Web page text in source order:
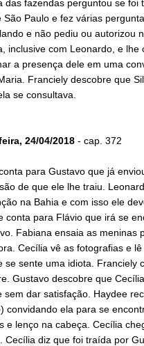
das fazendas perguntou se foi
São Paulo e fez várias
e não pediu ou autorizou
inclusive com Leonardo, e
a presença dele em uma
Franciely descobre que
se consultava.
24/04/2018- cap. 372
para Gustavo que já
de que ele lhe traiu.
na Bahia e com isso ele
conta para Flávio que irá se
Fabiana ensaia as meninas
Cecília vê as fotografias e
se sente uma idiota. Franciely
Gustavo descobre que
sem dar satisfação. Haydee
convidando ela para se
e lenço na cabeça. Cecília
Cecília diz que foi traída por